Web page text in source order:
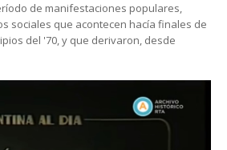
de manifestaciones populares,
sociales que acontecen hacía finales de
del '70, y que derivaron, desde